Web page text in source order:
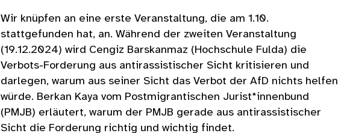
Wir knüpfen an eine erste Veranstaltung, die am 1.10.
stattgefunden hat, an. Während der zweiten Veranstaltung
(19.12.2024) wird Cengiz Barskanmaz (Hochschule Fulda) die
Verbots-Forderung aus antirassistischer Sicht kritisieren und
darlegen, warum aus seiner Sicht das Verbot der AfD nichts helfen
würde. Berkan Kaya vom Postmigrantischen Jurist*innenbund
(PMJB) erläutert, warum der PMJB gerade aus antirassistischer
Sicht die Forderung richtig und wichtig findet.